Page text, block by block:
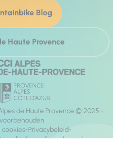
Blog
Haute Provence
de Haute Provence © 2025 -
cookies Privacybeleid
volledig conform Legaal